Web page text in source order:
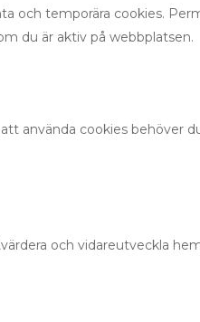
och temporära cookies.
du är aktiv på webbplatsen.
använda cookies behöver
och vidareutveckla